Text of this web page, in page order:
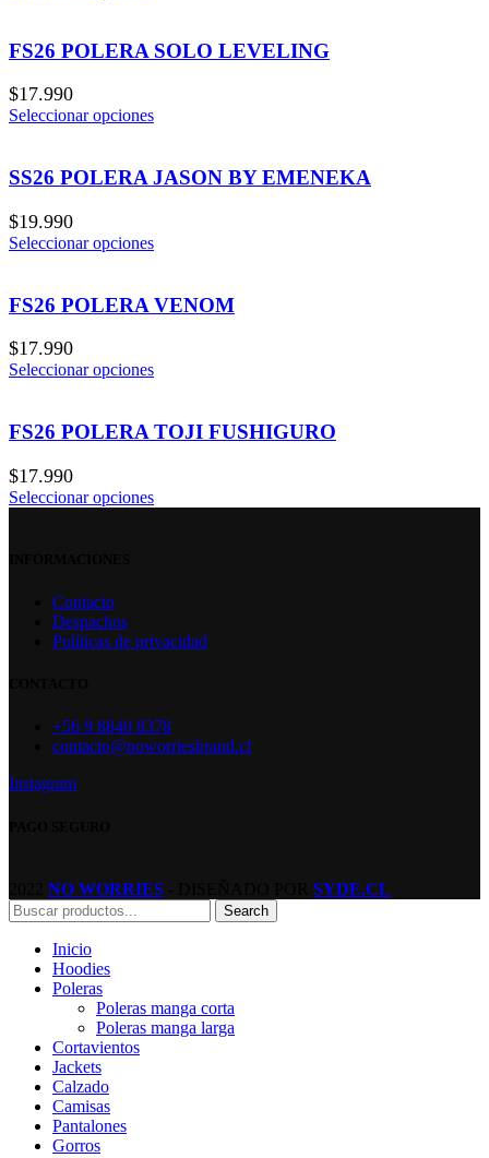
FS26 POLERA SOLO LEVELING
$17.990
Seleccionar opciones
SS26 POLERA JASON BY EMENEKA
$19.990
Seleccionar opciones
FS26 POLERA VENOM
$17.990
Seleccionar opciones
FS26 POLERA TOJI FUSHIGURO
$17.990
Seleccionar opciones
Contacto
Despachos
Políticas de privacidad
+56 9 8840 8378
contacto@noworriesbrand.cl
Instagram
NO WORRIES SYDE.CL
Search
Inicio
Hoodies
Poleras
Poleras manga corta
Poleras manga larga
Cortavientos
Jackets
Calzado
Camisas
Pantalones
Gorros